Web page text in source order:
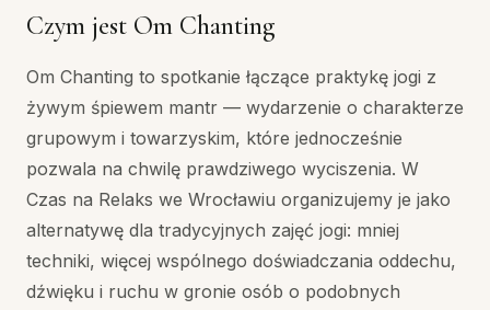
Czym jest Om Chanting
Om Chanting to spotkanie łączące praktykę jogi z
żywym śpiewem mantr — wydarzenie o charakterze
grupowym i towarzyskim, które jednocześnie
pozwala na chwilę prawdziwego wyciszenia. W
Czas na Relaks we Wrocławiu organizujemy je jako
alternatywę dla tradycyjnych zajęć jogi: mniej
techniki, więcej wspólnego doświadczania oddechu,
dźwięku i ruchu w gronie osób o podobnych